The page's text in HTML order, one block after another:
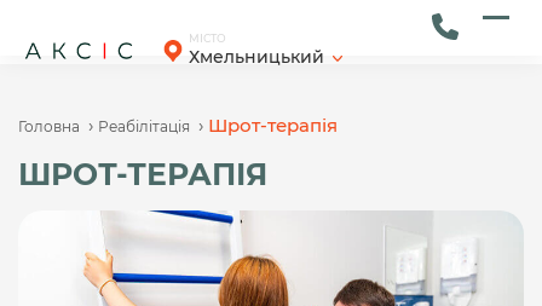
content
МІСТО
Хмельницький
Головна › Реабілітація › Шрот-терапія
ШРОТ-ТЕРАПІЯ